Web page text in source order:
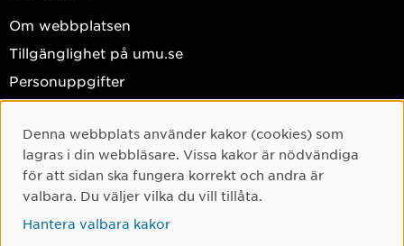
Om webbplatsen
Tillgänglighet på umu.se
Personuppgifter
Facebook
Instagram
TikTok
Youtube
Cookie-samtycke
Denna webbplats använder kakor (cookies) som
lagras i din webbläsare. Vissa kakor är nödvändiga
för att sidan ska fungera korrekt och andra är
valbara. Du väljer vilka du vill tillåta.
Hantera valbara kakor